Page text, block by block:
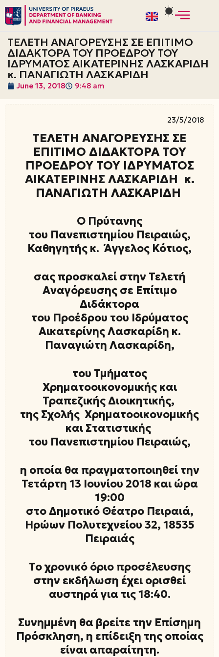
Skip
to
content
ΤΕΛΕΤΗ ΑΝΑΓΟΡΕΥΣΗΣ ΣΕ ΕΠΙΤΙΜΟ
ΔΙΔΑΚΤΟΡΑ ΤΟΥ ΠΡΟΕΔΡΟΥ ΤΟΥ
ΙΔΡΥΜΑΤΟΣ ΑΙΚΑΤΕΡΙΝΗΣ ΛΑΣΚΑΡΙΔΗ
κ. ΠΑΝΑΓΙΩΤΗ ΛΑΣΚΑΡΙΔΗ
June 13, 2018 9:48 am
23/5/2018
ΤΕΛΕΤΗ ΑΝΑΓΟΡΕΥΣΗΣ ΣΕ
ΕΠΙΤΙΜΟ ΔΙΔΑΚΤΟΡΑ ΤΟΥ
ΠΡΟΕΔΡΟΥ ΤΟΥ ΙΔΡΥΜΑΤΟΣ
ΑΙΚΑΤΕΡΙΝΗΣ ΛΑΣΚΑΡΙΔΗ κ.
ΠΑΝΑΓΙΩΤΗ ΛΑΣΚΑΡΙΔΗ
O Πρύτανης
του Πανεπιστημίου Πειραιώς,
Καθηγητής κ. Άγγελος Κότιος,
σας προσκαλεί στην Τελετή
Αναγόρευσης σε Επίτιμο
Διδάκτορα
του Προέδρου του Ιδρύματος
Αικατερίνης Λασκαρίδη κ.
Παναγιώτη Λασκαρίδη,
του Τμήματος
Χρηματοοικονομικής και
Τραπεζικής Διοικητικής,
της Σχολής Χρηματοοικονομικής
και Στατιστικής
του Πανεπιστημίου Πειραιώς,
η οποία θα πραγματοποιηθεί την
Τετάρτη 13 Ιουνίου 2018 και ώρα
19:00
στο Δημοτικό Θέατρο Πειραιά,
Ηρώων Πολυτεχνείου 32, 18535
Πειραιάς
Το χρονικό όριο προσέλευσης
στην εκδήλωση έχει ορισθεί
αυστηρά για τις 18:40.
Συνημμένη θα βρείτε την Επίσημη
Πρόσκληση, η επίδειξη της οποίας
είναι απαραίτητη.